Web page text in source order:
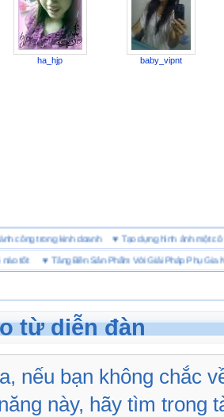
ha_hjp baby_vipnt
thành công trong kinh doanh♥Tạo dựng hình ảnh
tốt♥ Tăng Bền Sản Phẩm Với Giải Pháp Phụ Gia Nhựa
từ diễn đàn
nếu bạn không chắc
này, hãy tìm trong